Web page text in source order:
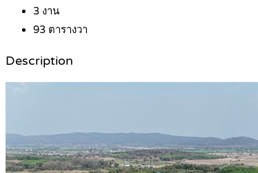
3 งาน
93 ตารางวา
Description